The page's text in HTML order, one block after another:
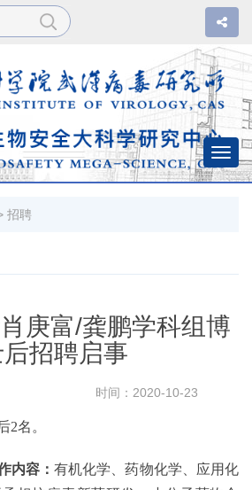
招聘
庚富/龚鹏学科组博
招聘启事
时间：2020-10-23
2名。
内容：有机化学、药物化学、应用化